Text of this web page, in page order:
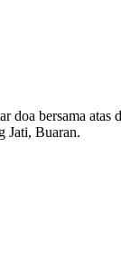
bersama
Jati, Buaran.